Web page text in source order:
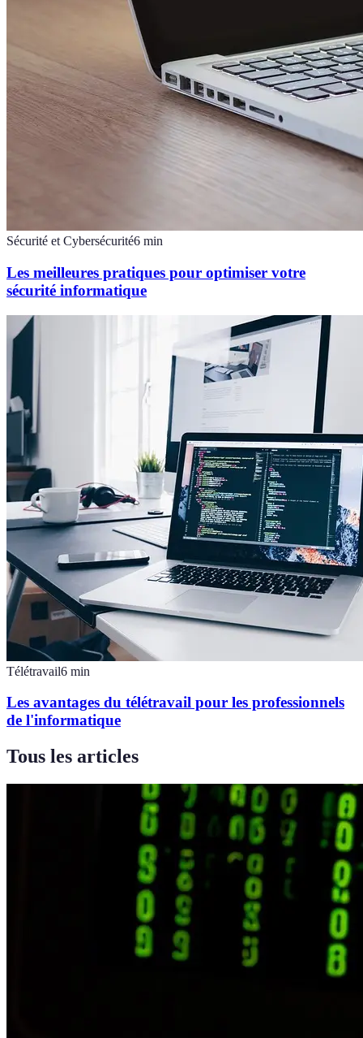
Sécurité et Cybersécurité6 min
Les meilleures pratiques pour optimiser votre
sécurité informatique
Télétravail6 min
Les avantages du télétravail pour les professionnels
de l'informatique
Tous les articles